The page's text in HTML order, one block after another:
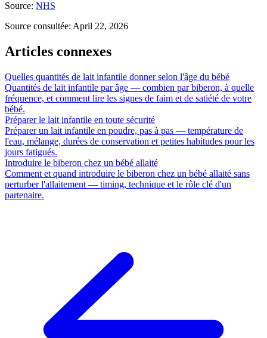
Source: NHS
Source consultée: April 22, 2026
Articles connexes
Quelles quantités de lait infantile donner selon l'âge du bébé
Quantités de lait infantile par âge — combien par biberon, à quelle
fréquence, et comment lire les signes de faim et de satiété de votre
bébé.
Préparer le lait infantile en toute sécurité
Préparer un lait infantile en poudre, pas à pas — température de
l'eau, mélange, durées de conservation et petites habitudes pour les
jours fatigués.
Introduire le biberon chez un bébé allaité
Comment et quand introduire le biberon chez un bébé allaité sans
perturber l'allaitement — timing, technique et le rôle clé d'un
partenaire.